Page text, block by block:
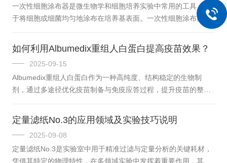
化的损害，而BAMBANKER细胞冻存液能够稳定细胞膜结构，降
低冰晶对细胞的机械损伤。同时，它还能维持细胞内环境的稳
一次性细胞涂布器是微生物学和细胞培养实验中常用的工具，用
于将细胞或细菌均匀地涂布在培养基表面。一次性细胞涂布器的
优势：1、无菌设计：通常采用无菌包装，经过伽马射线或环氧乙
烷灭菌处理，确保无DNA酶、RNA酶、热原和内毒素，可降低实
验污染风险。2、操作便捷：无需重复灭菌和清洗，可直接使用，
节省实验准备时间。其L型设计便于操作，涂布棒头部光滑，不会
划伤琼脂表面，能均匀涂布细胞或细菌。3、材质优良：一般由高
品质的聚苯乙烯(PS)、聚丙烯(PP)或聚乙烯(PE)等材料制成，耐
如何利用Albumedix重组人白蛋白提高疫苗效果？
2025-09-15
Albumedix重组人白蛋白作为一种高纯度、结构稳定的生物制
剂，通过多途径优化疫苗制备与免疫应答过程，提升疫苗的整体
载体，通过其分子结构中的特定结合位点，与抗原形成复合物，
减少抗原在储存与运输过程中的降解风险。这种保护作用能够维
持抗原的天然构象与免疫原性，确保疫苗在长期保存或特殊环境
中仍保持有效活性，从而提升接种后的免疫应答强度。​​二、增强
定量滤纸No.3的应用领域及实验技巧说明
2025-09-08
定量滤纸No.3是实验室中用于精准过滤与定量分析的关键耗材，
凭借其特定的物理特性，在多领域实验中发挥着重要作用，其应